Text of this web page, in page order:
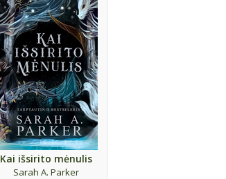
Kai išsirito mėnulis
Sarah A. Parker